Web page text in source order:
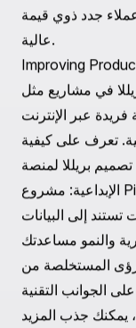
العالية في حلقات
العروض. هذا لا
أيضًا العلاقة، مما
ذوي القيمة العالية
الحاليين، يعتبر
الجماهير الشبيهة
بيانات العملاء
المشابهة من
وإنستغرام.
جدد ذوي قيمة
عالية.